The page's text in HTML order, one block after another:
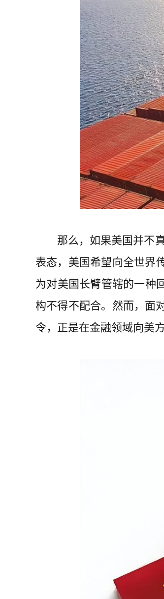
那么，如果美国并不
表态，美国希望向全世界
为对美国长臂管辖的一种
构不得不配合。然而，面
令，正是在金融领域向美